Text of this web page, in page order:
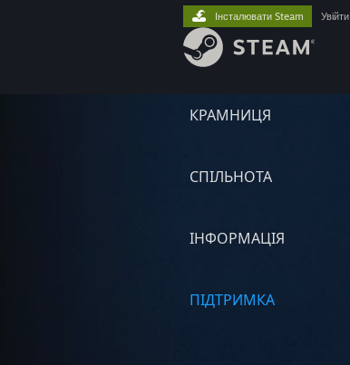
КРАМНИЦЯ
СПІЛЬНОТА
ІНФОРМАЦІЯ
ПІДТРИМКА
Інсталювати Steam Увійти